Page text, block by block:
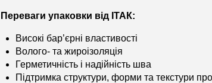
Переваги упаковки від ІТАК:
Високі бар’єрні властивості
Волого- та жироізоляція
Герметичність і надійність шва
Підтримка структури, форми та текстури